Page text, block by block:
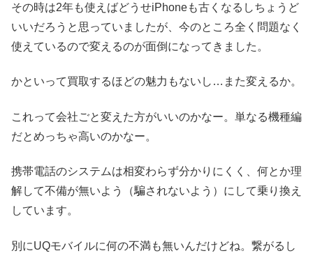
その時は2年も使えばどうせiPhoneも古くなるしちょうど
いいだろうと思っていましたが、今のところ全く問題なく
使えているので変えるのが面倒になってきました。
かといって買取するほどの魅力もないし…また変えるか。
これって会社ごと変えた方がいいのかなー。単なる機種編
だとめっちゃ高いのかなー。
携帯電話のシステムは相変わらず分かりにくく、何とか理
解して不備が無いよう（騙されないよう）にして乗り換え
しています。
別にUQモバイルに何の不満も無いんだけどね。繋がるし